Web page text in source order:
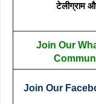
टेलीग्राम
Join Our
Join Our